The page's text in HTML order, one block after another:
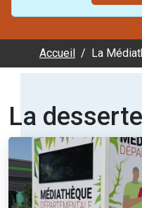
Accueil La
La desserte